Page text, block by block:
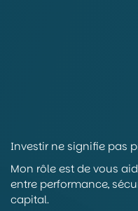
Investir ne signifie pas
Mon rôle est de vous
entre performance,
capital.